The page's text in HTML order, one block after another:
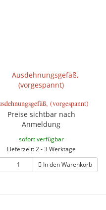
(vorgespannt)
Preise sichtbar nach
Anmeldung
sofort verfügbar
Lieferzeit: 2 - 3 Werktage
In den Warenkorb